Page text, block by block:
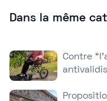
Dans la même
Contre